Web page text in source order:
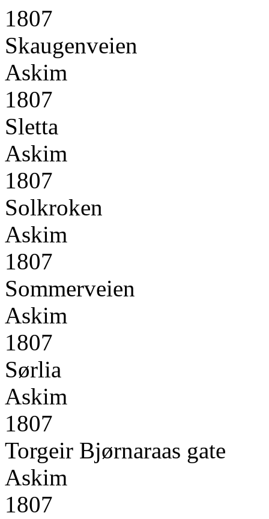
1807
Skaugenveien
Askim
1807
Sletta
Askim
1807
Solkroken
Askim
1807
Sommerveien
Askim
1807
Sørlia
Askim
1807
Torgeir Bjørnaraas gate
Askim
1807